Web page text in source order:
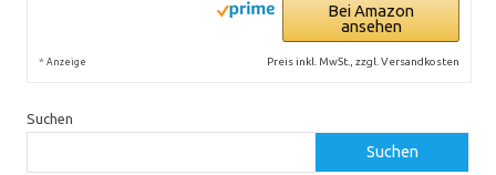
Bei Amazon
ansehen
* Anzeige Preis inkl. MwSt., zzgl. Versandkosten
Suchen
Suchen